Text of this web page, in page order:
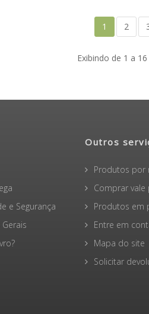
1 2
Exibindo de 1 a
e Segurança
Outros
Produtos por
Comprar vale
Produtos em
Entre em
Mapa do site
Solicitar